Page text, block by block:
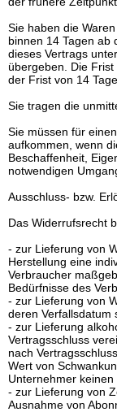
Sie haben die
binnen 14 Tagen ab
dieses Vertrags
übergeben. Die
der Frist von 14
Sie tragen die
Sie müssen für
aufkommen, wenn
Beschaffenheit,
notwendigen
Ausschluss- bzw.
Das Widerrufsrecht
- zur Lieferung von
Herstellung eine
Verbraucher
Bedürfnisse des
- zur Lieferung von
deren Verfallsdatum
- zur Lieferung
Vertragsschluss
nach
Wert von
Unternehmer keinen
- zur Lieferung von
Ausnahme von